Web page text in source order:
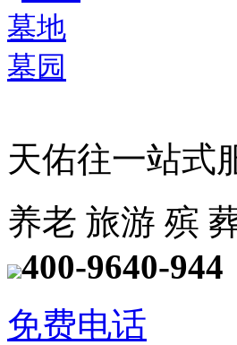
天佑往一站式
养老 旅游 殡
400-9640-944
免费电话